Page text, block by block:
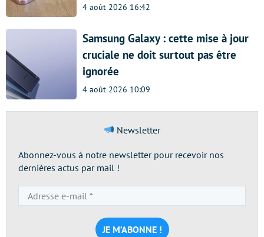
4 août 2026 16:42
Samsung Galaxy : cette mise à jour
cruciale ne doit surtout pas être
ignorée
4 août 2026 10:09
Newsletter
Abonnez-vous à notre newsletter pour recevoir nos
dernières actus par mail !
e-
mail
*